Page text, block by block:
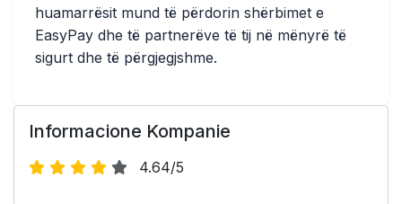
huamarrësit mund të përdorin shërbimet e
EasyPay dhe të partnerëve të tij në mënyrë të
sigurt dhe të përgjegjshme.
Informacione Kompanie
4.64/5